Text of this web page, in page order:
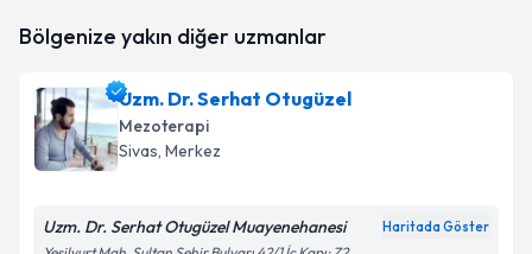
Bölgenize yakın diğer uzmanlar
Uzm. Dr. Serhat Otugüzel
Mezoterapi
Sivas, Merkez
Uzm. Dr. Serhat Otugüzel Muayenehanesi Haritada Göster